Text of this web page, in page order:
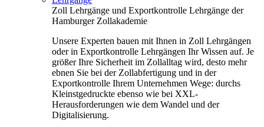
Zoll Lehrgänge und Exportkontrolle Lehrgänge der
Hamburger Zollakademie
Unsere Experten bauen mit Ihnen in Zoll Lehrgängen
oder in Exportkontrolle Lehrgängen Ihr Wissen auf. Je
größer Ihre Sicherheit im Zollalltag wird, desto mehr
ebnen Sie bei der Zollabfertigung und in der
Exportkontrolle Ihrem Unternehmen Wege: durchs
Kleinstgedruckte ebenso wie bei XXL-
Herausforderungen wie dem Wandel und der
Digitalisierung.